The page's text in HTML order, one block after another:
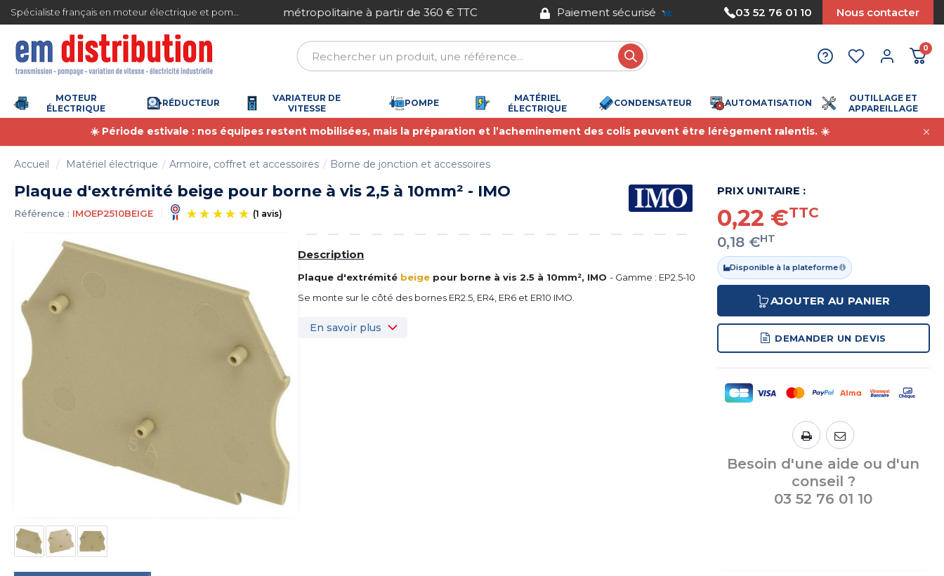
en France métropolitaine à partir de 360 € TTC Paiement sécurisé Nous acceptons le paiement par
03 52 76 01 10 Nous contacter
0
MOTEUR
ÉLECTRIQUE
RÉDUCTEUR
VARIATEUR DE
VITESSE
POMPE
MATÉRIEL
ÉLECTRIQUE
CONDENSATEUR AUTOMATISATION
OUTILLAGE ET
APPAREILLAGE
☀️ Période estivale : nos équipes restent mobilisées, mais la préparation et l’acheminement des colis peuvent être lérègement ralentis. ☀️
Accueil Matériel électrique Armoire, coffret et accessoires Borne de jonction et accessoires
Plaque d'extrémité beige pour borne à vis 2,5 à 10mm² - IMO
Référence : IMOEP2510BEIGE
(1 avis)
Description
Plaque d'extrémité beige pour borne à vis 2.5 à 10mm², IMO- Gamme : EP2.5-10
Se monte sur le côté des bornes ER2.5, ER4, ER6 et ER10 IMO.
En savoir plus
PRIX UNITAIRE :
0,22 €TTC
0,18 €HT
Disponible à la plateforme
AJOUTER AU PANIER
DEMANDER UN DEVIS
Besoin d'une aide ou d'un
conseil ?
03 52 76 01 10
Gestion des cookies